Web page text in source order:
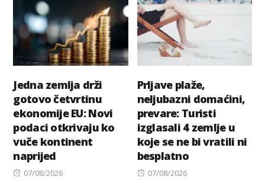
Jedna zemlja drži
gotovo četvrtinu
ekonomije EU: Novi
podaci otkrivaju ko
vuče kontinent
naprijed
Posted
07/08/2026
Prljave plaže,
neljubazni domaćini,
prevare: Turisti
izglasali 4 zemlje u
koje se ne bi vratili ni
besplatno
Posted
07/08/2026